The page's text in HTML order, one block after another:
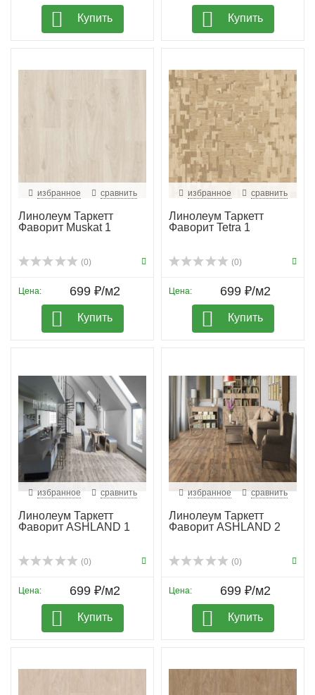
Купить Купить
избранное сравнить
Линолеум Таркетт
Фаворит Muskat 1
(0)
Цена: 699 ₽/м2
Купить
избранное сравнить
Линолеум Таркетт
Фаворит Tetra 1
(0)
Цена: 699 ₽/м2
Купить
избранное сравнить
Линолеум Таркетт
Фаворит ASHLAND 1
(0)
Цена: 699 ₽/м2
Купить
избранное сравнить
Линолеум Таркетт
Фаворит ASHLAND 2
(0)
Цена: 699 ₽/м2
Купить